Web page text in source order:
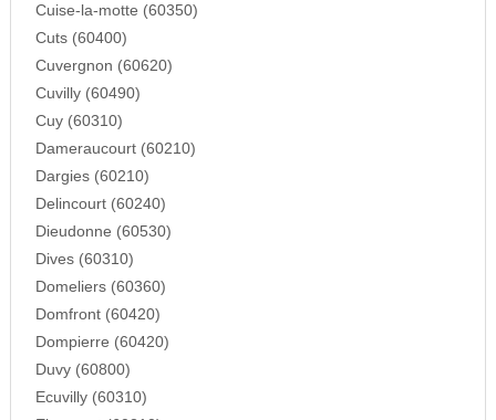
Cuise-la-motte (60350)
Cuts (60400)
Cuvergnon (60620)
Cuvilly (60490)
Cuy (60310)
Dameraucourt (60210)
Dargies (60210)
Delincourt (60240)
Dieudonne (60530)
Dives (60310)
Domeliers (60360)
Domfront (60420)
Dompierre (60420)
Duvy (60800)
Ecuvilly (60310)